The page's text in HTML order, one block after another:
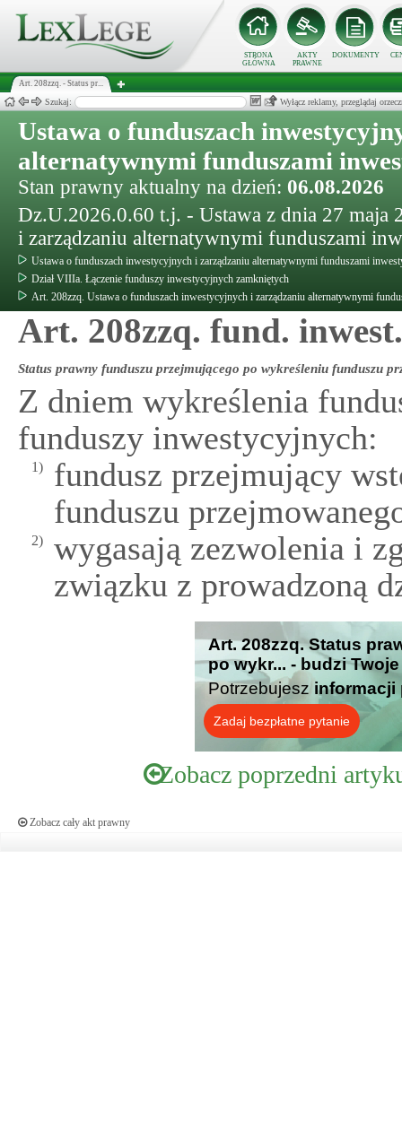
STRONA
GŁÓWNA
AKTY
PRAWNE
DOKUMENTY
Art. 208zzq. - Status pr...
Szukaj: Wyłącz reklamy, przeglądaj
Ustawa o funduszach
alternatywnymi funduszami
Stan prawny aktualny na dzień: 06.08.2026
Dz.U.2026.0.60 t.j. - Ustawa z dnia 27 maja
i zarządzaniu alternatywnymi funduszami
Ustawa o funduszach inwestycyjnych i zarządzaniu alternatywnymi funduszami
Dział VIIIa. Łączenie funduszy inwestycyjnych zamkniętych
Art. 208zzq. Ustawa o funduszach inwestycyjnych i zarządzaniu alternatywnymi
Art. 208zzq. fund. inwest.
Status prawny funduszu przejmującego po wykreśleniu funduszu
Z dniem wykreślenia
funduszy inwestycyjnych:
1)
fundusz przejmujący
funduszu
2)
wygasają zezwolenia i
związku z prowadzoną
Art. 208zzq. Status
po wykr... - budzi
Potrzebujesz informacji
Zadaj bezpłatne pytanie
Zobacz poprzedni
Zobacz cały akt prawny